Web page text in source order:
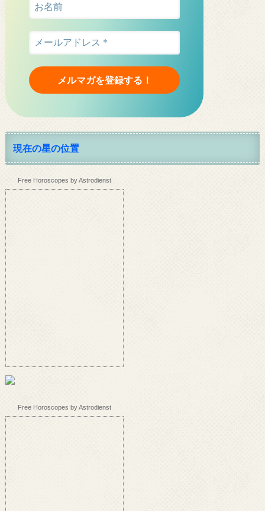
現在の星の位置
Free Horoscopes by Astrodienst
Free Horoscopes by Astrodienst